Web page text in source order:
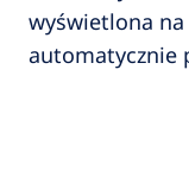
wyświetlona
automatycznie